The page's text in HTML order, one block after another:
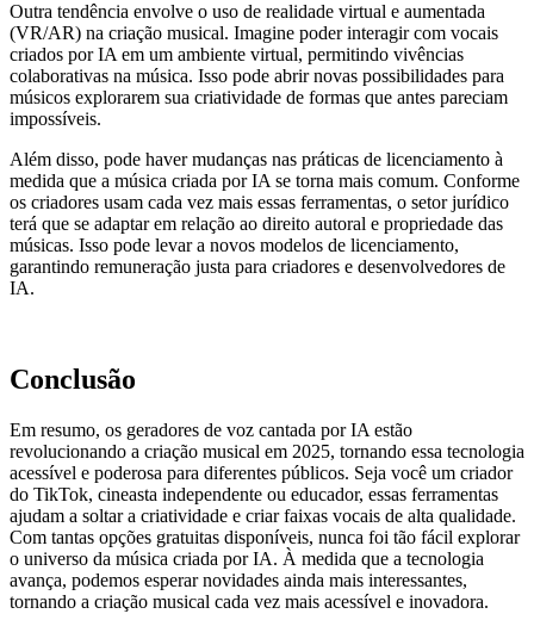
Outra tendência envolve o uso de realidade virtual e aumentada
(VR/AR) na criação musical. Imagine poder interagir com vocais
criados por IA em um ambiente virtual, permitindo vivências
colaborativas na música. Isso pode abrir novas possibilidades para
músicos explorarem sua criatividade de formas que antes pareciam
impossíveis.
Além disso, pode haver mudanças nas práticas de licenciamento à
medida que a música criada por IA se torna mais comum. Conforme
os criadores usam cada vez mais essas ferramentas, o setor jurídico
terá que se adaptar em relação ao direito autoral e propriedade das
músicas. Isso pode levar a novos modelos de licenciamento,
garantindo remuneração justa para criadores e desenvolvedores de
IA.
Conclusão
Em resumo, os geradores de voz cantada por IA estão
revolucionando a criação musical em 2025, tornando essa tecnologia
acessível e poderosa para diferentes públicos. Seja você um criador
do TikTok, cineasta independente ou educador, essas ferramentas
ajudam a soltar a criatividade e criar faixas vocais de alta qualidade.
Com tantas opções gratuitas disponíveis, nunca foi tão fácil explorar
o universo da música criada por IA. À medida que a tecnologia
avança, podemos esperar novidades ainda mais interessantes,
tornando a criação musical cada vez mais acessível e inovadora.